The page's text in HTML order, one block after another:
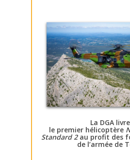
La DGA livre
le premier hélicoptère
Standard 2au profit des
de l’armée de